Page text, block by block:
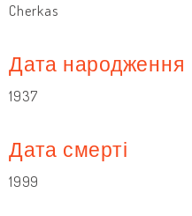
Cherkas
Дата народження
1937
Дата смерті
1999